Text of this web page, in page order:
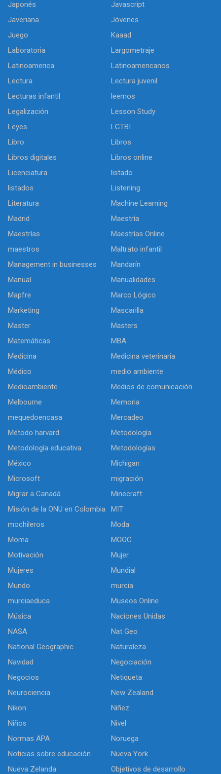
Japonés
Javascript
Javeriana
Jóvenes
Juego
Kaaad
Laboratoria
Largometraje
Latinoamerica
Latinoamericanos
Lectura
Lectura juvenil
Lecturas infantil
leemos
Legalización
Lesson Study
Leyes
LGTBI
Libro
Libros
Libros digitales
Libros online
Licenciatura
listado
listados
Listening
Literatura
Machine Learning
Madrid
Maestría
Maestrías
Maestrías Online
maestros
Maltrato infantil
Management in businesses
Mandarín
Manual
Manualidades
Mapfre
Marco Lógico
Marketing
Mascarilla
Master
Masters
Matemáticas
MBA
Medicina
Medicina veterinaria
Médico
medio ambiente
Medioambiente
Medios de comunicación
Melbourne
Memoria
mequedoencasa
Mercadeo
Método harvard
Metodología
Metodología educativa
Metodologías
México
Michigan
Microsoft
migración
Migrar a Canadá
Minecraft
Misión de la ONU en Colombia
MIT
mochileros
Moda
Moma
MOOC
Motivación
Mujer
Mujeres
Mundial
Mundo
murcia
murciaeduca
Museos Online
Música
Naciones Unidas
NASA
Nat Geo
National Geographic
Naturaleza
Navidad
Negociación
Negocios
Netiqueta
Neurociencia
New Zealand
Nikon
Niñez
Niños
Nivel
Normas APA
Noruega
Noticias sobre educación
Nueva York
Nueva Zelanda
Objetivos de desarrollo